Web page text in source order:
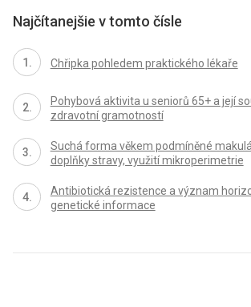
Najčítanejšie v tomto čísle
Chřipka pohledem praktického lékaře
Pohybová aktivita u seniorů 65+ a její
zdravotní gramotností
Suchá forma věkem podmíněné
doplňky stravy, využití mikroperimetrie
Antibiotická rezistence a význam
genetické informace